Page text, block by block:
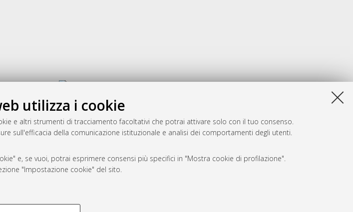
utilizza i cookie
e altri strumenti di tracciamento facoltativi che potrai attivare solo con il tuo consenso.
sull'efficacia della comunicazione istituzionale e analisi dei comportamenti degli utenti.
e, se vuoi, potrai esprimere consensi più specifici in "Mostra cookie di profilazione".
"Impostazione cookie" del sito.
COOKIE TECNICI - NECESSARI